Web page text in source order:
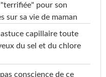
pour son
sur sa vie de maman
capillaire toute
du sel et du chlore
conscience de ce